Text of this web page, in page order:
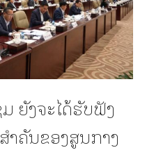
ຍັງຈະໄດ້ຮັບຟັງ
ຳຄັນຂອງສູນກາງ